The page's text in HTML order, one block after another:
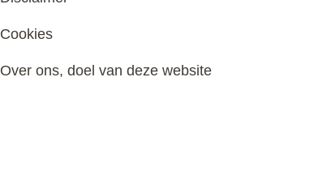
Cookies
Over ons, doel van deze website